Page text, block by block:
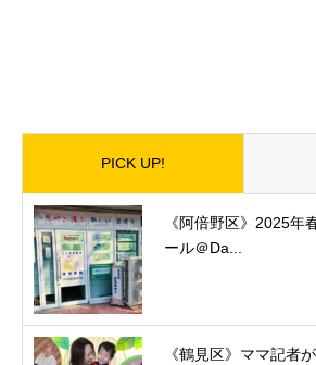
PICK UP!
《阿倍野区》2025年
ール＠Da...
《鶴見区》ママ記者